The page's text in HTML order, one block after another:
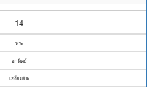
14
พระ
อาทิตย์
เสงี่ยมจิต